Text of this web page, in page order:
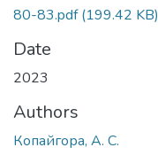
80-83.pdf(199.42 KB)
Date
2023
Authors
Копайгора, А. С.